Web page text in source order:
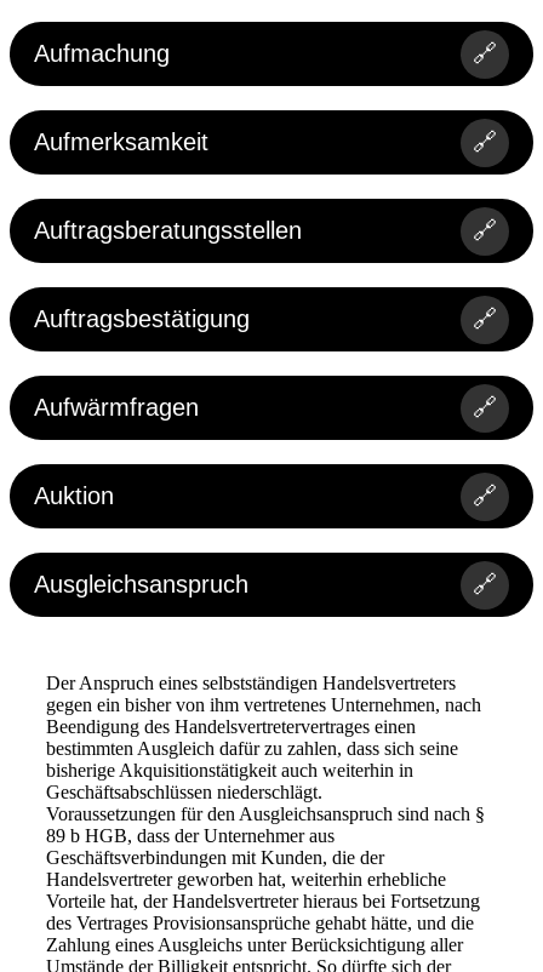
Aufmachung 🔗
Aufmerksamkeit 🔗
Auftragsberatungsstellen 🔗
Auftragsbestätigung 🔗
Aufwärmfragen 🔗
Auktion 🔗
Ausgleichsanspruch 🔗
Der Anspruch eines selbstständigen Handelsvertreters
gegen ein bisher von ihm vertretenes Unternehmen, nach
Beendigung des Handelsvertretervertrages einen
bestimmten Ausgleich dafür zu zahlen, dass sich seine
bisherige Akquisitionstätigkeit auch weiterhin in
Geschäftsabschlüssen niederschlägt.
Voraussetzungen für den Ausgleichsanspruch sind nach §
89 b HGB, dass der Unternehmer aus
Geschäftsverbindungen mit Kunden, die der
Handelsvertreter geworben hat, weiterhin erhebliche
Vorteile hat, der Handelsvertreter hieraus bei Fortsetzung
des Vertrages Provisionsansprüche gehabt hätte, und die
Zahlung eines Ausgleichs unter Berücksichtigung aller
Umstände der Billigkeit entspricht. So dürfte sich der